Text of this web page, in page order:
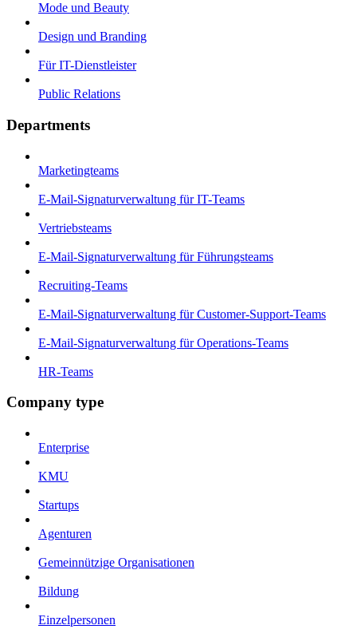
Mode und Beauty
Design und Branding
Für IT-Dienstleister
Public Relations
Departments
Marketingteams
E-Mail-Signaturverwaltung für IT-Teams
Vertriebsteams
E-Mail-Signaturverwaltung für Führungsteams
Recruiting-Teams
E-Mail-Signaturverwaltung für Customer-Support-Teams
E-Mail-Signaturverwaltung für Operations-Teams
HR-Teams
Company type
Enterprise
KMU
Startups
Agenturen
Gemeinnützige Organisationen
Bildung
Einzelpersonen